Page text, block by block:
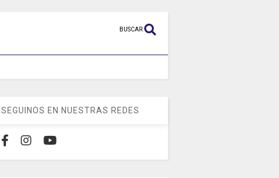
BUSCAR
SEGUINOS EN NUESTRAS REDES